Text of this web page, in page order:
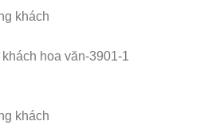
hoa văn-3901-1